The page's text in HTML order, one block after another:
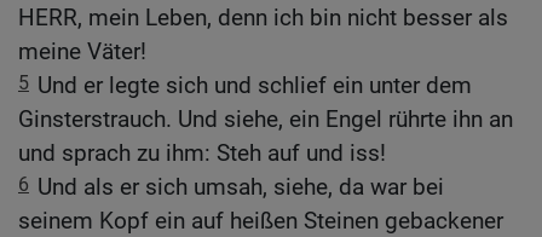
HERR, mein Leben, denn ich bin nicht besser als
meine Väter!
5 Und er legte sich und schlief ein unter dem
Ginsterstrauch. Und siehe, ein Engel rührte ihn an
und sprach zu ihm: Steh auf und iss!
6 Und als er sich umsah, siehe, da war bei
seinem Kopf ein auf heißen Steinen gebackener